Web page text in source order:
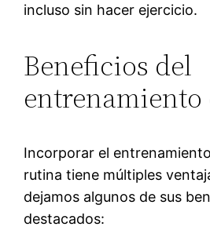
incluso sin hacer ejercicio.
Beneficios del
entrenamiento
Incorporar el
rutina tiene múltiples
dejamos algunos de sus
destacados: